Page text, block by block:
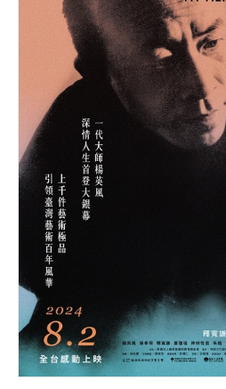
4DX
VR 演唱會
GOLD CLASS
AD口述影像
LIVE演唱會
影城公告
影城活動
中獎名單
商家介紹